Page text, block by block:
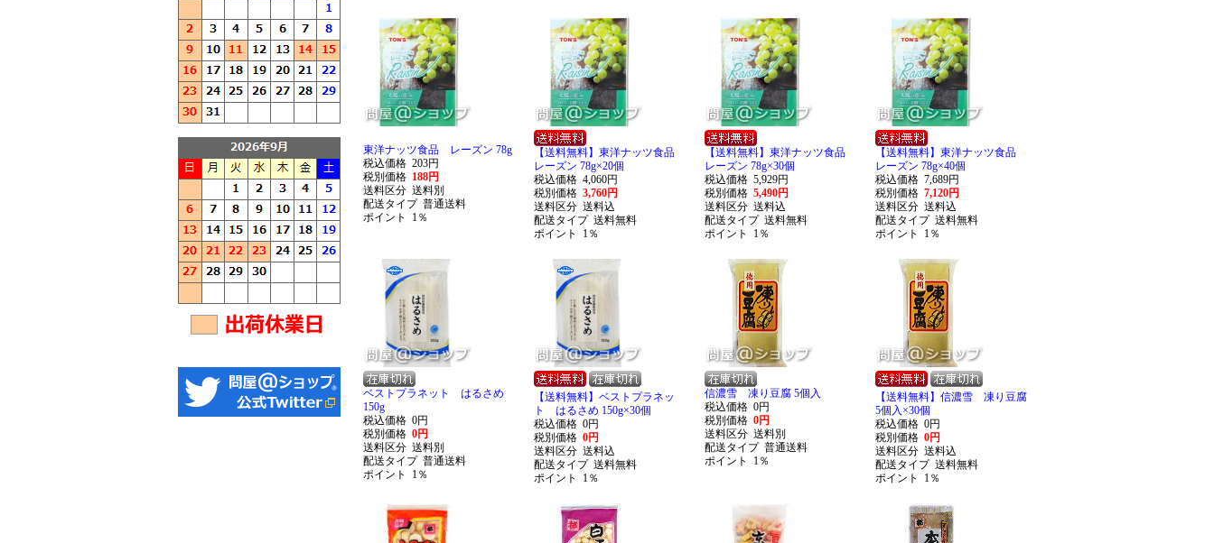
東洋ナッツ食品 レーズン 78g
税込価格 203円
税別価格 188円
送料区分 送料別
配送タイプ 普通送料
ポイント 1％
【送料無料】東洋ナッツ食品
レーズン 78g×20個
税込価格 4,060円
税別価格 3,760円
送料区分 送料込
配送タイプ 送料無料
ポイント 1％
【送料無料】東洋ナッツ食品
レーズン 78g×30個
税込価格 5,929円
税別価格 5,490円
送料区分 送料込
配送タイプ 送料無料
ポイント 1％
【送料無料】東洋ナッツ食品
レーズン 78g×40個
税込価格 7,689円
税別価格 7,120円
送料区分 送料込
配送タイプ 送料無料
ポイント 1％
ベストプラネット はるさめ
150g
税込価格 0円
税別価格 0円
送料区分 送料別
配送タイプ 普通送料
ポイント 1％
【送料無料】ベストプラネッ
ト はるさめ 150g×30個
税込価格 0円
税別価格 0円
送料区分 送料込
配送タイプ 送料無料
ポイント 1％
信濃雪 凍り豆腐 5個入
税込価格 0円
税別価格 0円
送料区分 送料別
配送タイプ 普通送料
ポイント 1％
【送料無料】信濃雪 凍り豆腐
5個入×30個
税込価格 0円
税別価格 0円
送料区分 送料込
配送タイプ 送料無料
ポイント 1％